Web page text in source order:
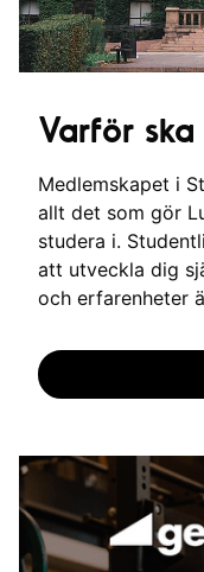
Varför
Medlemskapet i
allt det som gör
studera i.
att utveckla dig
och erfarenheter